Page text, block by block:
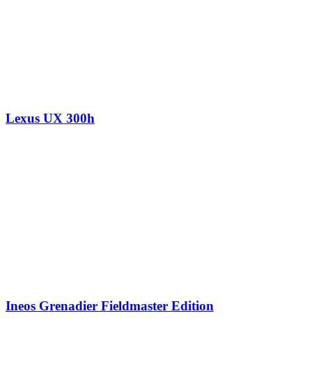
Lexus UX 300h
Ineos Grenadier Fieldmaster Edition